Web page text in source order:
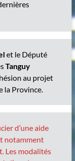
et le Député
Tanguy
au projet
la Province.
d’une aide
notamment
Les modalités